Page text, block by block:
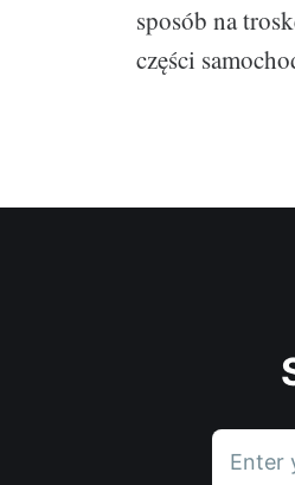
sposób na
części
Enter